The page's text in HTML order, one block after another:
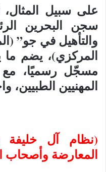
سجن البحرين
والتأهيل في جو”
مسجّل رسميًا،
المهنيين الطبيين،
(نظام آل
المعارضة وأصحاب